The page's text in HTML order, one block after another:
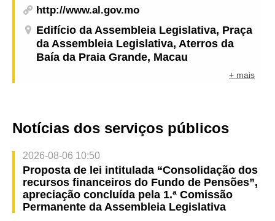
http://www.al.gov.mo
Edifício da Assembleia Legislativa, Praça
da Assembleia Legislativa, Aterros da
Baía da Praia Grande, Macau
+ mais
Notícias dos serviços públicos
2026-08-06 10:50
Proposta de lei intitulada “Consolidação dos
recursos financeiros do Fundo de Pensões”,
apreciação concluída pela 1.ª Comissão
Permanente da Assembleia Legislativa